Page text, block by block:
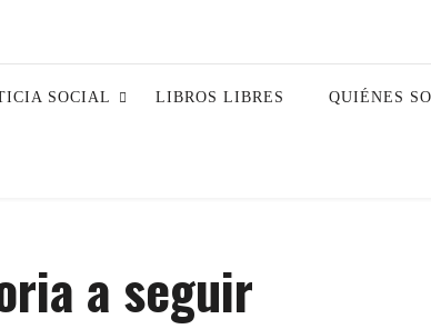
SOCIAL LIBROS LIBRES QUIÉNES
a seguir